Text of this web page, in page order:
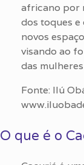
africano por
dos toques
novos
visando ao
das
Fonte: Ilú
O que é o